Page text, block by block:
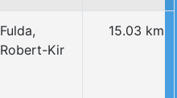
Fulda,
Robert-Kir
15.03 km